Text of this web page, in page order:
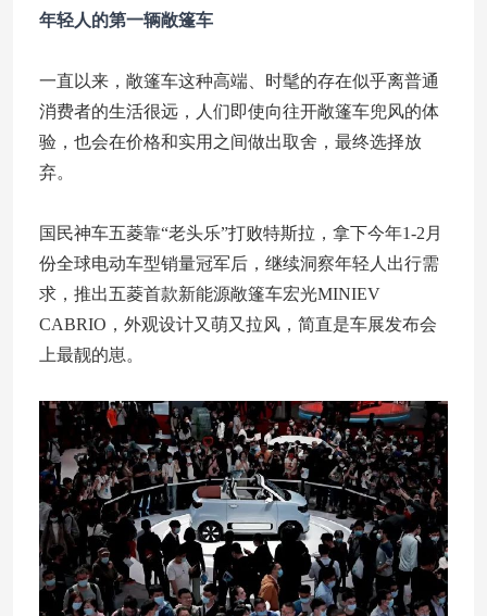
年轻人的第一辆敞篷车
一直以来，敞篷车这种高端、时髦的存在似乎离普通
消费者的生活很远，人们即使向往开敞篷车兜风的体
验，也会在价格和实用之间做出取舍，最终选择放
弃。
国民神车五菱靠“老头乐”打败特斯拉，拿下今年1-2月
份全球电动车型销量冠军后，继续洞察年轻人出行需
求，推出五菱首款新能源敞篷车宏光MINIEV
CABRIO，外观设计又萌又拉风，简直是车展发布会
上最靓的崽。